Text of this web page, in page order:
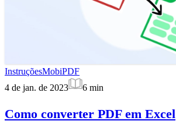
InstruçõesMobiPDF
4 de jan. de 2023
6 min
Como converter PDF em Excel